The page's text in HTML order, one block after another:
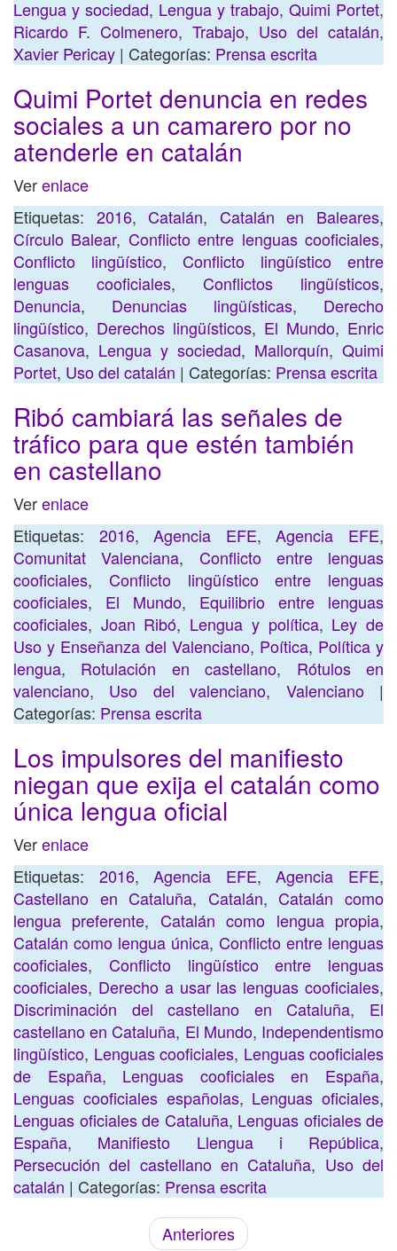
Lengua y sociedad, Lengua y trabajo, Quimi Portet,
Ricardo F. Colmenero, Trabajo, Uso del catalán,
Xavier Pericay | Categorías: Prensa escrita
Quimi Portet denuncia en redes
sociales a un camarero por no
atenderle en catalán
Verenlace
Etiquetas: 2016,Catalán, Catalán en Baleares,
Círculo Balear, Conflicto entre lenguas cooficiales,
Conflicto lingüístico, Conflicto lingüístico entre
lenguas cooficiales, Conflictos lingüísticos,
Denuncia, Denuncias lingüísticas, Derecho
lingüístico, Derechos lingüísticos, El Mundo, Enric
Casanova, Lengua y sociedad, Mallorquín, Quimi
Portet, Uso del catalán | Categorías: Prensa escrita
Ribó cambiará las señales de
tráfico para que estén también
en castellano
Verenlace
Etiquetas: 2016,Agencia EFE,Agencia EFE,
Comunitat Valenciana, Conflicto entre lenguas
cooficiales, Conflicto lingüístico entre lenguas
cooficiales, El Mundo, Equilibrio entre lenguas
cooficiales, Joan Ribó, Lengua y política, Ley de
Uso y Enseñanza del Valenciano, Poítica, Política y
lengua, Rotulación en castellano, Rótulos en
valenciano, Uso del valenciano, Valenciano|
Categorías: Prensa escrita
Los impulsores del manifiesto
niegan que exija el catalán como
única lengua oficial
Verenlace
Etiquetas: 2016,Agencia EFE,Agencia EFE,
Castellano en Cataluña, Catalán,Catalán como
lengua preferente, Catalán como lengua propia,
Catalán como lengua única, Conflicto entre lenguas
cooficiales, Conflicto lingüístico entre lenguas
cooficiales, Derecho a usar las lenguas cooficiales,
Discriminación del castellano en Cataluña, El
castellano en Cataluña, El Mundo, Independentismo
lingüístico, Lenguas cooficiales, Lenguas cooficiales
de España, Lenguas cooficiales en España,
Lenguas cooficiales españolas, Lenguas oficiales,
Lenguas oficiales de Cataluña, Lenguas oficiales de
España, Manifiesto Llengua i República,
Persecución del castellano en Cataluña, Uso del
catalán | Categorías: Prensa escrita
Anteriores